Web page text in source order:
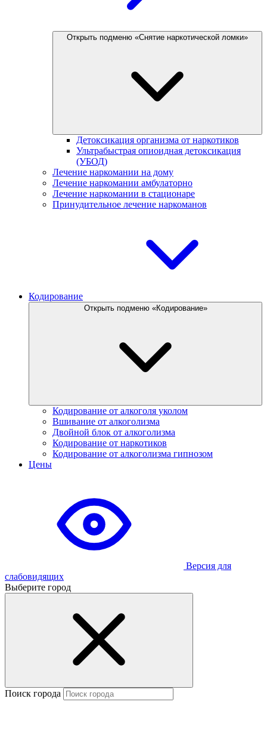
Открыть подменю «Снятие наркотической ломки»
Детоксикация организма от наркотиков
Ультрабыстрая опиоидная детоксикация
(УБОД)
Лечение наркомании на дому
Лечение наркомании амбулаторно
Лечение наркомании в стационаре
Принудительное лечение наркоманов
Кодирование
Открыть подменю «Кодирование»
Кодирование от алкоголя уколом
Вшивание от алкоголизма
Двойной блок от алкоголизма
Кодирование от наркотиков
Кодирование от алкоголизма гипнозом
Цены
Версия для
слабовидящих
Выберите город
Поиск города